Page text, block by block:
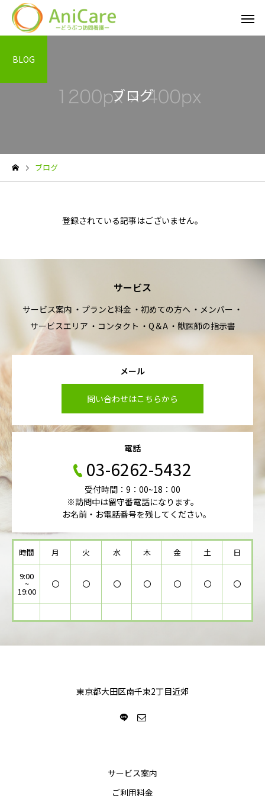
ブログ
BLOG
ブログ
登録されている記事はございません。
サービス
サービス案内 プランと料金 初めての方へ
メンバー
サービスエリア
コンタクト Q＆A 獣医師の指示書
メール
問い合わせはこちらから
電話
03-6262-5432
受付時間：9：00~18：00
※訪問中は留守番電話になります。
お名前・お電話番号を残してください。
時間 月 火 水 木 金 土 日
9:00
~
19:00
〇 〇 〇 〇 〇 〇 〇
東京都大田区南千束2丁目近郊
サービス案内
ご利用料金